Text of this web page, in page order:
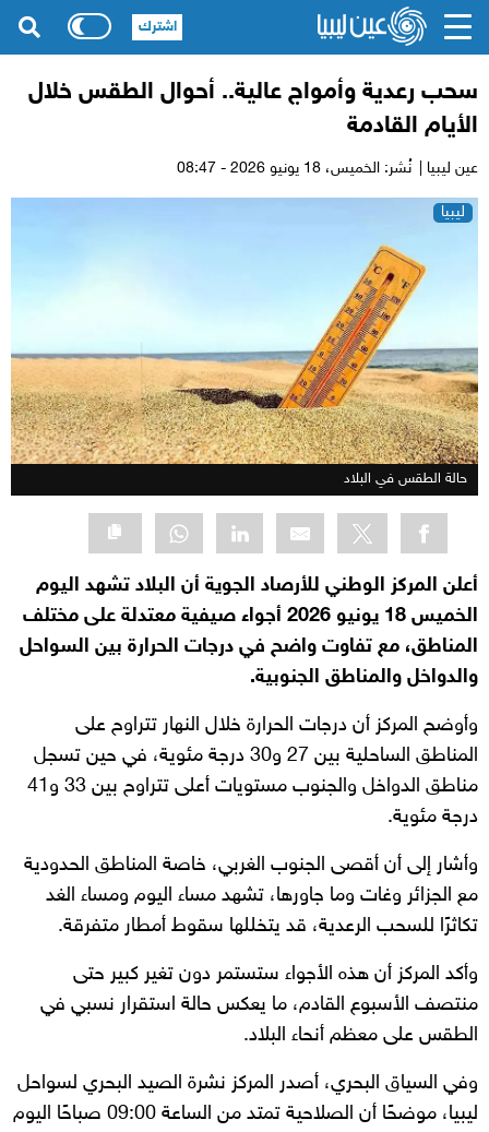
سحب رعدية وأمواج عالية.. أحوال الطقس خلال
الأيام القادمة
عين ليبيا | نُشر: الخميس،
ليبيا
حالة الطقس في البلاد
أعلن المركز الوطني للأرصاد الجوية أن البلاد تشهد اليوم
الخميس 18 يونيو 2026 أجواء صيفية معتدلة على مختلف
المناطق، مع تفاوت واضح في درجات الحرارة بين السواحل
والدواخل والمناطق الجنوبية.
وأوضح المركز أن درجات الحرارة خلال النهار تتراوح على
المناطق الساحلية بين 27 و30 درجة مئوية، في حين تسجل
مناطق الدواخل والجنوب مستويات أعلى تتراوح بين 33 و41
درجة مئوية.
وأشار إلى أن أقصى الجنوب الغربي، خاصة المناطق الحدودية
مع الجزائر وغات وما جاورها، تشهد مساء اليوم ومساء الغد
تكاثرًا للسحب الرعدية، قد يتخللها سقوط أمطار متفرقة.
وأكد المركز أن هذه الأجواء ستستمر دون تغير كبير حتى
منتصف الأسبوع القادم، ما يعكس حالة استقرار نسبي في
الطقس على معظم أنحاء البلاد.
وفي السياق البحري، أصدر المركز نشرة الصيد البحري لسواحل
ليبيا، موضحًا أن الصلاحية تمتد من الساعة 09:00 صباحًا اليوم
اشترك